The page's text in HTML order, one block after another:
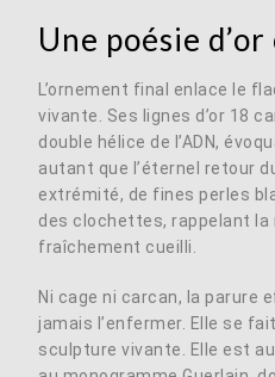
Une poésie
L’ornement final enlace le
vivante. Ses lignes d’or 18
double hélice de l’ADN,
autant que l’éternel retour
extrémité, de fines perles
des clochettes, rappelant la
fraîchement cueilli.
Ni cage ni carcan, la parure
jamais l’enfermer. Elle se
sculpture vivante. Elle est